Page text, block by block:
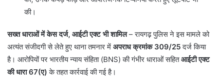
की।
सख्त धाराओं में केस दर्ज, आईटी एक्ट भी शामिल– रायगढ़ पुलिस ने इस मामले को
अत्यंत संजीदगी से लेते हुए थाना तमनार में अपराध क्रमांक 309/25दर्ज किया
है। आरोपियों पर भारतीय न्याय संहिता (BNS) की गंभीर धाराओं सहितआईटी एक्ट
की धारा 67(ए) के तहत कार्रवाई की गई है।